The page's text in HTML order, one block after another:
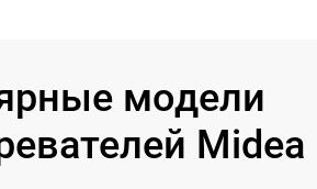
модели
Midea